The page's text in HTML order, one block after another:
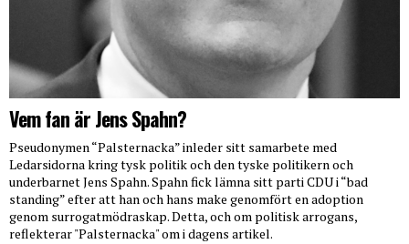
Vem fan är Jens Spahn?
Pseudonymen “Palsternacka” inleder sitt samarbete med
Ledarsidorna kring tysk politik och den tyske politikern och
underbarnet Jens Spahn. Spahn fick lämna sitt parti CDU i “bad
standing” efter att han och hans make genomfört en adoption
genom surrogatmödraskap. Detta, och om politisk arrogans,
reflekterar "Palsternacka" om i dagens artikel.